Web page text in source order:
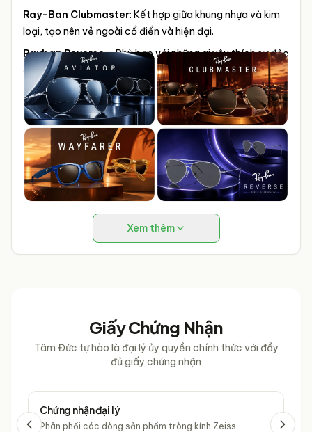
Ray-Ban Clubmaster: Kết hợp giữa khung nhựa và kim
loại, tạo nên vẻ ngoài cổ điển và hiện đại.
Rayban Reverse– Phù hợp với những ai yêu thích sự độc
đáo, phá cách.
Xem thêm
Giấy Chứng Nhận
Tâm Đức tự hào là đại lý ủy quyền chính thức với đầy
đủ giấy chứng nhận
Chứng nhận đại lý
Phân phối các dòng sản phẩm tròng kính Zeiss